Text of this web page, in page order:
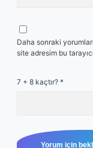
Daha sonraki
site adresim bu
7 + 8 kaçtır? *